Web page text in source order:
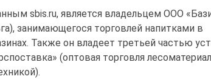
sbis.ru, является владельцем ООО
занимающегося торговлей напитками в
Также он владеет третьей частью
(оптовая торговля